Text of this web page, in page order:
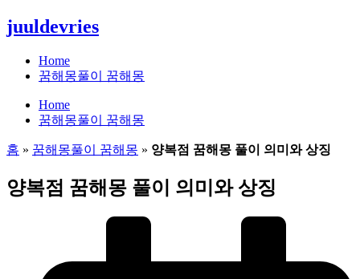
콘
텐
juuldevries
Home
꿈해몽풀이 꿈해몽
Home
꿈해몽풀이 꿈해몽
홈 » 꿈해몽풀이 꿈해몽 » 양복점 꿈해몽 풀이 의미와 상징
양복점 꿈해몽 풀이 의미와 상징